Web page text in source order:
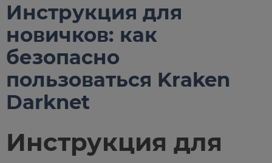
Инструкция для
новичков: как
безопасно
пользоваться Kraken
Darknet
Инструкция для